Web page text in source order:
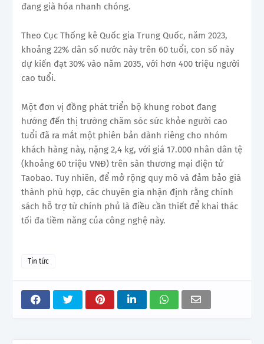
đang già hóa nhanh chóng.
Theo Cục Thống kê Quốc gia Trung Quốc, năm 2023,
khoảng 22% dân số nước này trên 60 tuổi, con số này
dự kiến đạt 30% vào năm 2035, với hơn 400 triệu người
cao tuổi.
Một đơn vị đồng phát triển bộ khung robot đang
hướng đến thị trường chăm sóc sức khỏe người cao
tuổi đã ra mắt một phiên bản dành riêng cho nhóm
khách hàng này, nặng 2,4 kg, với giá 17.000 nhân dân tệ
(khoảng 60 triệu VNĐ) trên sàn thương mại điện tử
Taobao. Tuy nhiên, để mở rộng quy mô và đảm bảo giá
thành phù hợp, các chuyên gia nhận định rằng chính
sách hỗ trợ từ chính phủ là điều cần thiết để khai thác
tối đa tiềm năng của công nghệ này.
Tin tức